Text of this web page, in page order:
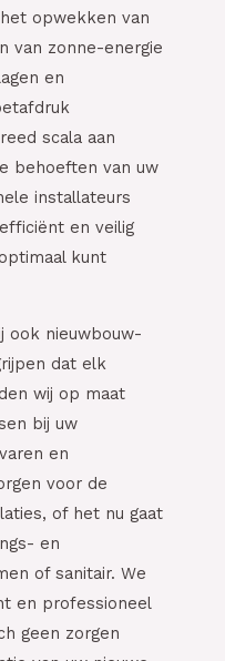
opwekken van
van zonne-energie
en
scala aan
behoeften van uw
installateurs
en veilig
kunt
ook nieuwbouw-
dat elk
wij op maat
bij uw
en
voor de
of het nu gaat
en
of sanitair. We
en professioneel
geen zorgen